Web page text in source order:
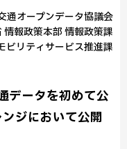
通オープンデータ協議会
情報政策本部 情報政策課
ビリティサービス推進課
データを初めて公
ジにおいて公開